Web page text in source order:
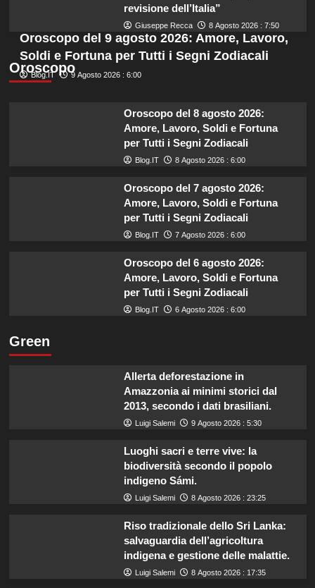
revisione dell’Italia”
Giuseppe Recca 8 Agosto 2026 : 7:50
Oroscopo
Oroscopo del 9 agosto 2026: Amore, Lavoro,
Soldi e Fortuna per Tutti i Segni Zodiacali
Blog.IT 9 Agosto 2026 : 6:00
Oroscopo del 8 agosto 2026:
Amore, Lavoro, Soldi e Fortuna
per Tutti i Segni Zodiacali
Blog.IT 8 Agosto 2026 : 6:00
Oroscopo del 7 agosto 2026:
Amore, Lavoro, Soldi e Fortuna
per Tutti i Segni Zodiacali
Blog.IT 7 Agosto 2026 : 6:00
Oroscopo del 6 agosto 2026:
Amore, Lavoro, Soldi e Fortuna
per Tutti i Segni Zodiacali
Blog.IT 6 Agosto 2026 : 6:00
Green
Allerta deforestazione in
Amazzonia ai minimi storici dal
2013, secondo i dati brasiliani.
Luigi Salemi 9 Agosto 2026 : 5:30
Luoghi sacri e terre vive: la
biodiversità secondo il popolo
indigeno Sámi.
Luigi Salemi 8 Agosto 2026 : 23:25
Riso tradizionale dello Sri Lanka:
salvaguardia dell’agricoltura
indigena e gestione delle malattie.
Luigi Salemi 8 Agosto 2026 : 17:35